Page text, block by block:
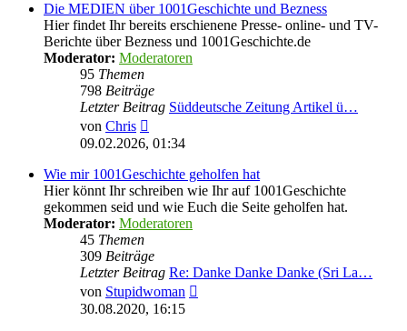
Die MEDIEN über 1001Geschichte und Bezness
Hier findet Ihr bereits erschienene Presse- online- und TV-
Berichte über Bezness und 1001Geschichte.de
Moderator: Moderatoren
95 Themen
798 Beiträge
Letzter Beitrag Süddeutsche Zeitung Artikel ü…
von Chris
Beitrag
09.02.2026, 01:34
Wie mir 1001Geschichte geholfen hat
Hier könnt Ihr schreiben wie Ihr auf 1001Geschichte
gekommen seid und wie Euch die Seite geholfen hat.
Moderator: Moderatoren
45 Themen
309 Beiträge
Letzter Beitrag Re: Danke Danke Danke (Sri La…
von Stupidwoman
30.08.2020, 16:15